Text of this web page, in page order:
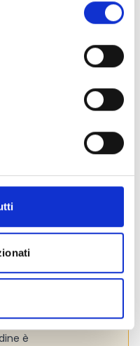
il sito web
adottati
progettuali. La
per
4.3, pag. 5 e
quei costi che
di progetto. Si
con attenzione (Cfr.
non deve mai
è